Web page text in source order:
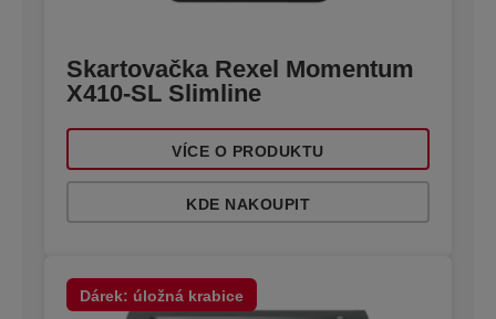
Skartovačka Rexel Momentum
X410-SL Slimline
VÍCE O PRODUKTU
KDE NAKOUPIT
Dárek: úložná krabice